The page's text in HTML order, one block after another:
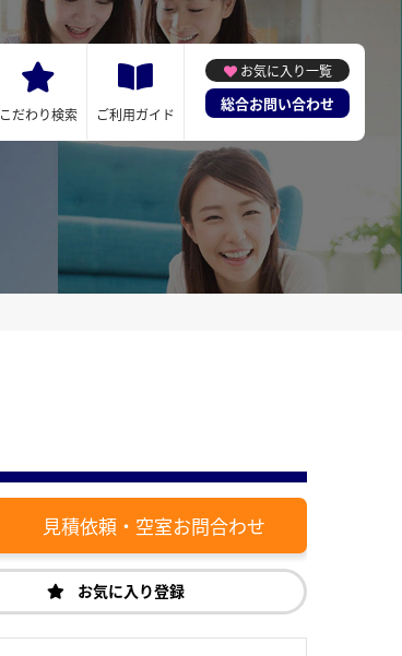
こだわり検索 ご利用ガイド
お気に入り一覧
総合お問い合わせ
見積依頼・空室お問合わせ
お気に入り登録